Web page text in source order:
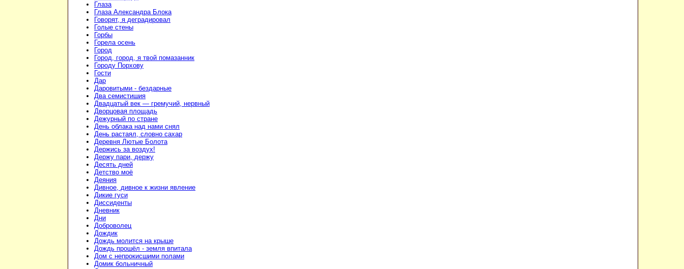
Глаза
Глаза Александра Блока
Говорят, я деградировал
Голые стены
Горбы
Горела осень
Город
Город, город, я твой помазанник
Городу Порхову
Гости
Дар
Даровитыми - бездарные
Два семистишия
Двадцатый век — гремучий, нервный
Дворцовая площадь
Дежурный по стране
День облака над нами снял
День растаял, словно сахар
Деревня Лютые Болота
Держись за воздух!
Держу пари, держу
Десять дней
Детство моё
Деяния
Дивное, дивное к жизни явление
Дикие гуси
Диссиденты
Дневник
Дни
Доброволец
Дождик
Дождь молится на крыше
Дождь прошёл - земля впитала
Дом с непрокисшими полами
Домик больничный